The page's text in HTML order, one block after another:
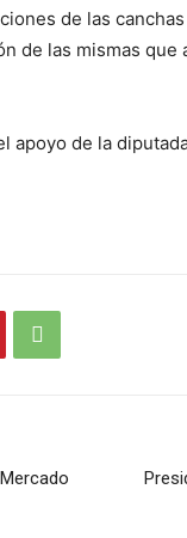
de las
de las mismas
apoyo de la